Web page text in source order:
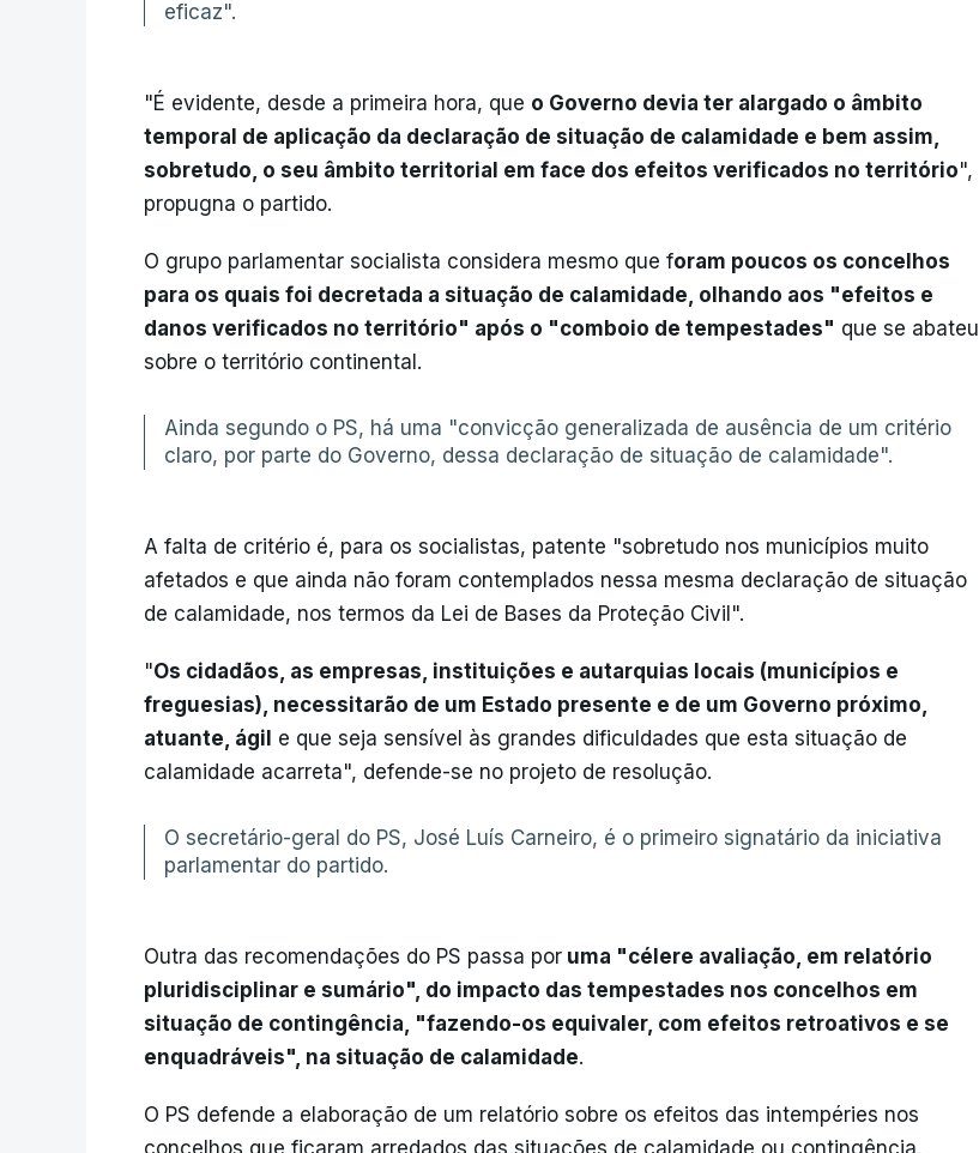
eficaz".
"É evidente, desde a primeira hora, que o Governo devia ter alargado o âmbito
temporal de aplicação da declaração de situação de calamidade e bem assim,
sobretudo, o seu âmbito territorial em face dos efeitos verificados no território",
propugna o partido.
O grupo parlamentar socialista considera mesmo que foram poucos os concelhos
para os quais foi decretada a situação de calamidade, olhando aos "efeitos e
danos verificados no território" após o "comboio de tempestades" que se abateu
sobre o território continental.
Ainda segundo o PS, há uma "convicção generalizada de ausência de um critério
claro, por parte do Governo, dessa declaração de situação de calamidade".
A falta de critério é, para os socialistas, patente "sobretudo nos municípios muito
afetados e que ainda não foram contemplados nessa mesma declaração de situação
de calamidade, nos termos da Lei de Bases da Proteção Civil".
"Os cidadãos, as empresas, instituições e autarquias locais (municípios e
freguesias), necessitarão de um Estado presente e de um Governo próximo,
atuante, ágil e que seja sensível às grandes dificuldades que esta situação de
calamidade acarreta", defende-se no projeto de resolução.
O secretário-geral do PS, José Luís Carneiro, é o primeiro signatário da iniciativa
parlamentar do partido.
Outra das recomendações do PS passa por uma "célere avaliação, em relatório
pluridisciplinar e sumário", do impacto das tempestades nos concelhos em
situação de contingência, "fazendo-os equivaler, com efeitos retroativos e se
enquadráveis", na situação de calamidade.
O PS defende a elaboração de um relatório sobre os efeitos das intempéries nos